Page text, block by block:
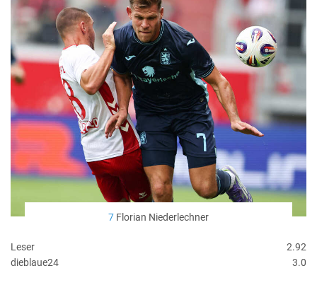
7 Florian Niederlechner
Leser
2.92
dieblaue24
3.0